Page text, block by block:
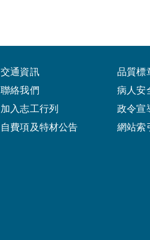
交通資訊
聯絡我們
加入志工行列
自費項及特材公告
品質標
病人安
政令宣
網站索